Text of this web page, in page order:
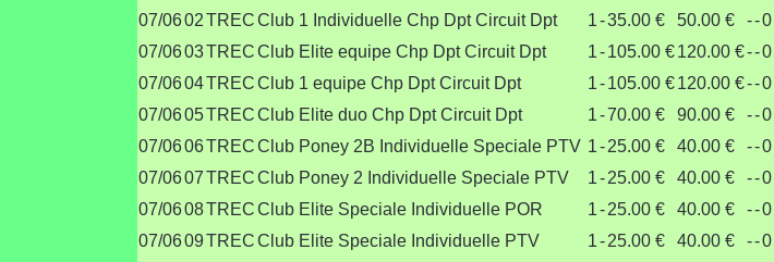
07/0602TRECClub 1 Individuelle Chp Dpt Circuit Dpt 1-35.00 € 50.00 € --
07/0603TRECClub Elite equipe Chp Dpt Circuit Dpt 1-105.00 €120.00 €--
07/0604TRECClub 1 equipe Chp Dpt Circuit Dpt 1-105.00 €120.00 €--
07/0605TRECClub Elite duo Chp Dpt Circuit Dpt 1-70.00 € 90.00 € --
07/0606TRECClub Poney 2B Individuelle Speciale PTV 1-25.00 € 40.00 € --
07/0607TRECClub Poney 2 Individuelle Speciale PTV 1-25.00 € 40.00 € --
07/0608TRECClub Elite Speciale Individuelle POR 1-25.00 € 40.00 € --
07/0609TRECClub Elite Speciale Individuelle PTV 1-25.00 € 40.00 € --